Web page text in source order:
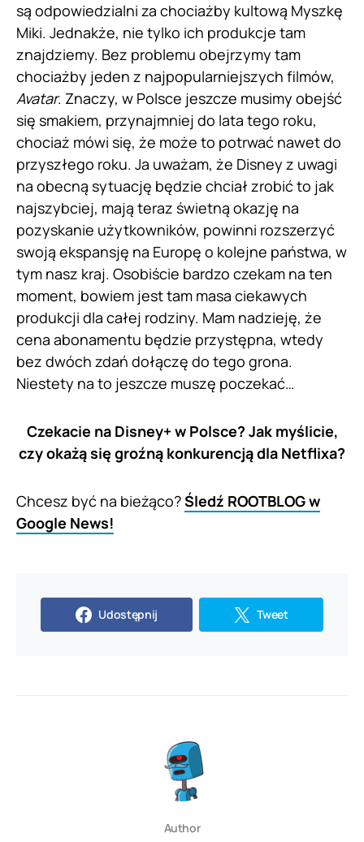
są odpowiedzialni za chociażby kultową Myszkę
Miki. Jednakże, nie tylko ich produkcje tam
znajdziemy. Bez problemu obejrzymy tam
chociażby jeden z najpopularniejszych filmów,
Avatar. Znaczy, w Polsce jeszcze musimy obejść
się smakiem, przynajmniej do lata tego roku,
chociaż mówi się, że może to potrwać nawet do
przyszłego roku. Ja uważam, że Disney z uwagi
na obecną sytuację będzie chciał zrobić to jak
najszybciej, mają teraz świetną okazję na
pozyskanie użytkowników, powinni rozszerzyć
swoją ekspansję na Europę o kolejne państwa, w
tym nasz kraj. Osobiście bardzo czekam na ten
moment, bowiem jest tam masa ciekawych
produkcji dla całej rodziny. Mam nadzieję, że
cena abonamentu będzie przystępna, wtedy
bez dwóch zdań dołączę do tego grona.
Niestety na to jeszcze muszę poczekać…
Czekacie na Disney+ w Polsce? Jak myślicie,
czy okażą się groźną konkurencją dla Netflixa?
Chcesz być na bieżąco?Śledź ROOTBLOG w
Google News!
Udostępnij Tweet
Author